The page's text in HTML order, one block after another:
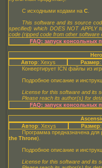
С исходными кодами на C.
This software and its source
specified) which DOES NOT APPLY
code (ripped code from other software
FAQ: запуск консольных
Автор: Xexys Размер
Конвертирует ICN файлы из
Подробное описание и
License for this software and its
Please reach its author(s) for
FAQ: запуск консольных
Автор: Xexys Размер
Программа предназначена для
the Throne).
Подробное описание и
License for this software and its